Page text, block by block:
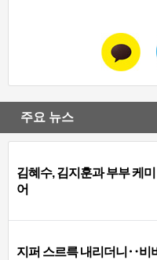
주요 뉴스
김혜수, 김지훈과 부부 케미
어
지퍼 스르륵 내리더니‥비